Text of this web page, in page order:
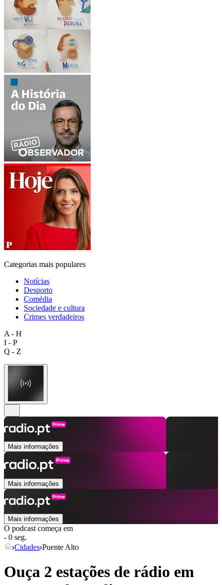
Categorias mais populares
Notícias
Desporto
Comédia
Sociedade e cultura
Crimes verdadeiros
A - H
I - P
Q - Z
Mais informações
Mais informações
Mais informações
O podcast começa em
- 0 seg.
Cidades Puente Alto
Ouça 2 estações de rádio em